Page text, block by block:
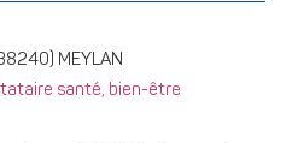
MEYLAN
santé, bien-être